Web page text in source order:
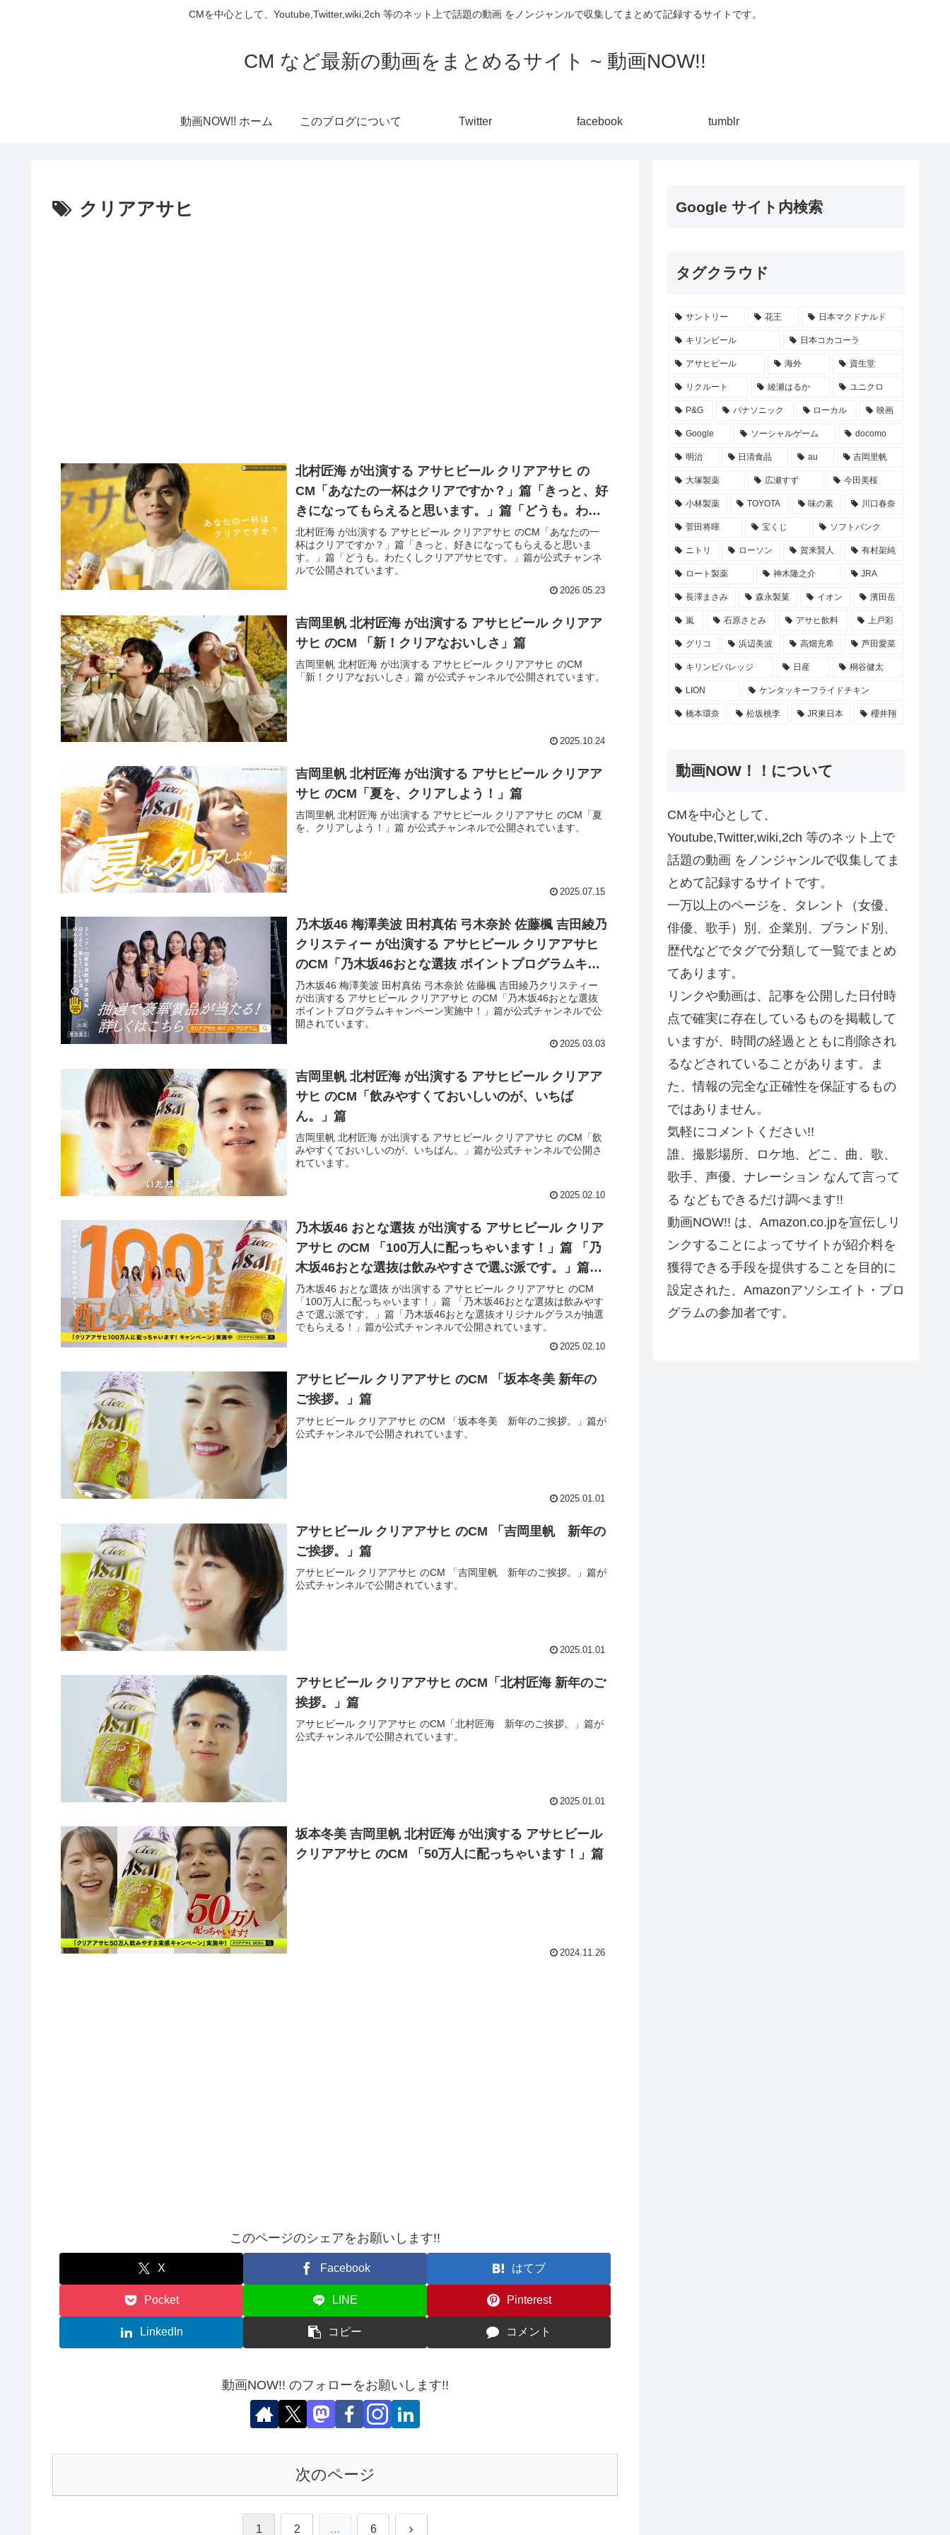
CMを中心として、Youtube,Twitter,wiki,2ch 等のネット上で話題の動画 をノンジャンルで収集してまとめて記録するサイトです。
CM など最新の動画をまとめるサイト ~ 動画NOW!!
動画NOW!! ホーム このブログについて Twitter facebook tumblr
クリアアサヒ
北村匠海 が出演する アサヒビール クリアアサヒ の
CM「あなたの一杯はクリアですか？」篇「きっと、好
きになってもらえると思います。」篇「どうも。わた
くしクリアアサヒです。」篇
北村匠海 が出演する アサヒビール クリアアサヒ のCM「あなたの一
杯はクリアですか？」篇「きっと、好きになってもらえると思いま
す。」篇「どうも。わたくしクリアアサヒです。」篇が公式チャンネ
ルで公開されています。
2026.05.23
吉岡里帆 北村匠海 が出演する アサヒビール クリアア
サヒ のCM 「新！クリアなおいしさ」篇
吉岡里帆 北村匠海 が出演する アサヒビール クリアアサヒ のCM
「新！クリアなおいしさ」篇 が公式チャンネルで公開されています。
2025.10.24
吉岡里帆 北村匠海 が出演する アサヒビール クリアア
サヒ のCM「夏を、クリアしよう！」篇
吉岡里帆 北村匠海 が出演する アサヒビール クリアアサヒ のCM「夏
を、クリアしよう！」篇 が公式チャンネルで公開されています。
2025.07.15
乃木坂46 梅澤美波 田村真佑 弓木奈於 佐藤楓 吉田綾乃
クリスティー が出演する アサヒビール クリアアサヒ
のCM「乃木坂46おとな選抜 ポイントプログラムキャ
ンペーン実施中！」篇
乃木坂46 梅澤美波 田村真佑 弓木奈於 佐藤楓 吉田綾乃クリスティー
が出演する アサヒビール クリアアサヒ のCM「乃木坂46おとな選抜
ポイントプログラムキャンペーン実施中！」篇が公式チャンネルで公
開されています。
2025.03.03
吉岡里帆 北村匠海 が出演する アサヒビール クリアア
サヒ のCM「飲みやすくておいしいのが、いちば
ん。」篇
吉岡里帆 北村匠海 が出演する アサヒビール クリアアサヒ のCM「飲
みやすくておいしいのが、いちばん。」篇が公式チャンネルで公開さ
れています。
2025.02.10
乃木坂46 おとな選抜 が出演する アサヒビール クリア
アサヒ のCM 「100万人に配っちゃいます！」篇 「乃
木坂46おとな選抜は飲みやすさで選ぶ派です。」篇
「乃木坂46おとな選抜オリジナルグラスが抽選でもら
える！」篇
乃木坂46 おとな選抜 が出演する アサヒビール クリアアサヒ のCM
「100万人に配っちゃいます！」篇 「乃木坂46おとな選抜は飲みやす
さで選ぶ派です。」篇「乃木坂46おとな選抜オリジナルグラスが抽選
でもらえる！」篇が公式チャンネルで公開されています。
2025.02.10
アサヒビール クリアアサヒ のCM 「坂本冬美 新年の
ご挨拶。」篇
アサヒビール クリアアサヒ のCM 「坂本冬美 新年のご挨拶。」篇が
公式チャンネルで公開されれています。
2025.01.01
アサヒビール クリアアサヒ のCM 「吉岡里帆 新年の
ご挨拶。」篇
アサヒビール クリアアサヒ のCM 「吉岡里帆 新年のご挨拶。」篇が
公式チャンネルで公開されています。
2025.01.01
アサヒビール クリアアサヒ のCM「北村匠海 新年のご
挨拶。」篇
アサヒビール クリアアサヒ のCM「北村匠海 新年のご挨拶。」篇が
公式チャンネルで公開されています。
2025.01.01
坂本冬美 吉岡里帆 北村匠海 が出演する アサヒビール
クリアアサヒ のCM 「50万人に配っちゃいます！」篇
2024.11.26
このページのシェアをお願いします!!
X Facebook はてブ
Pocket LINE Pinterest
LinkedIn コピー コメント
動画NOW!! のフォローをお願いします!!
次のページ
1 2 … 6 次
Google サイト内検索
タグクラウド
サントリー 花王 日本マクドナルド
キリンビール 日本コカコーラ
アサヒビール 海外 資生堂
リクルート 綾瀬はるか ユニクロ
P&G パナソニック ローカル 映画
Google ソーシャルゲーム docomo
明治 日清食品 au 吉岡里帆
大塚製薬 広瀬すず 今田美桜
小林製薬 TOYOTA 味の素 川口春奈
菅田将暉 宝くじ ソフトバンク
ニトリ ローソン 賀来賢人 有村架純
ロート製薬 神木隆之介 JRA
長澤まさみ 森永製菓 イオン 濱田岳
嵐 石原さとみ アサヒ飲料 上戸彩
グリコ 浜辺美波 高畑充希 芦田愛菜
キリンビバレッジ 日産 桐谷健太
LION ケンタッキーフライドチキン
橋本環奈 松坂桃李 JR東日本 櫻井翔
動画NOW！！について
CMを中心として、
Youtube,Twitter,wiki,2ch 等のネット上で
話題の動画 をノンジャンルで収集してま
とめて記録するサイトです。
一万以上のページを、タレント（女優、
俳優、歌手）別、企業別、ブランド別、
歴代などでタグで分類して一覧でまとめ
てあります。
リンクや動画は、記事を公開した日付時
点で確実に存在しているものを掲載して
いますが、時間の経過とともに削除され
るなどされていることがあります。ま
た、情報の完全な正確性を保証するもの
ではありません。
気軽にコメントください!!
誰、撮影場所、ロケ地、どこ、曲、歌、
歌手、声優、ナレーション なんて言って
る などもできるだけ調べます!!
動画NOW!! は、Amazon.co.jpを宣伝しリ
ンクすることによってサイトが紹介料を
獲得できる手段を提供することを目的に
設定された、Amazonアソシエイト・プロ
グラムの参加者です。